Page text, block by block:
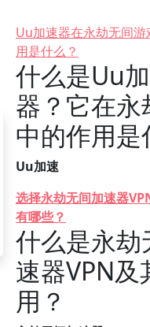
Uu加速器在永劫无间
用是什么？
什么是Uu
器？它在永
中的作用是
Uu加速
选择永劫无间加速器
有哪些？
什么是永劫
速器VPN及
用？